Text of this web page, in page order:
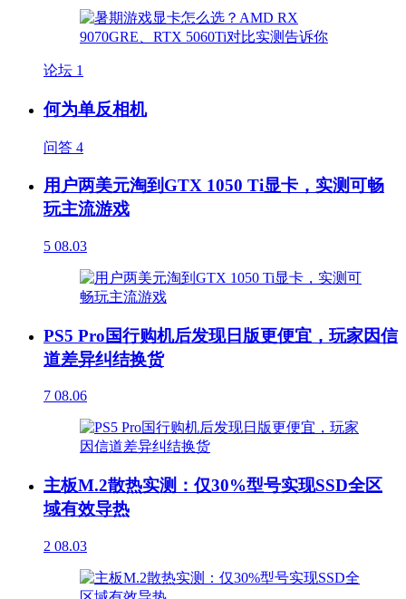
论坛 1
何为单反相机
问答 4
用户两美元淘到GTX 1050 Ti显卡，实测可畅
玩主流游戏
5 08.03
PS5 Pro国行购机后发现日版更便宜，玩家因信
道差异纠结换货
7 08.06
主板M.2散热实测：仅30%型号实现SSD全区
域有效导热
2 08.03